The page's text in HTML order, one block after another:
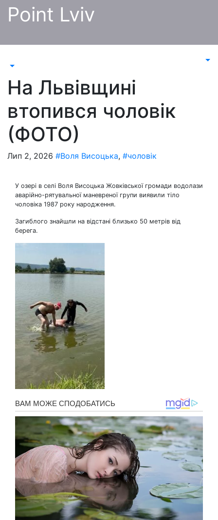
Перейти
Point Lviv
На Львівщині
втопився чоловік
(ФОТО)
Лип 2, 2026 #Воля Висоцька, #чоловік
У озері в селі Воля Висоцька Жовківської громади водолази
аварійно-рятувальної маневреної групи виявили тіло
чоловіка 1987 року народження.
Загиблого знайшли на відстані близько 50 метрів від
берега.